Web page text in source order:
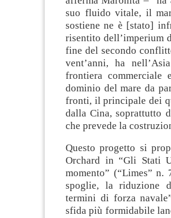
suo fluido vitale, il
sostiene ne è [stato]
risentito dell’imperium
fine del secondo
vent’anni, ha
frontiera commerciale
dominio del mare da
fronti, il principale dei
dalla Cina, soprattutto
che prevede la
Questo progetto si
Orchard in “Gli Stati
momento” (“Limes”
spoglie, la riduzione
termini di forza
sfida più formidabile